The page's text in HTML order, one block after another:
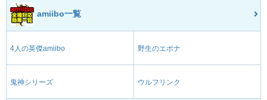
amiibo一覧
4人の英傑amiibo 野生のエポナ
鬼神シリーズ ウルフリンク